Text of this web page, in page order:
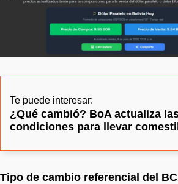
Te puede interesar:
¿Qué cambió? BoA actualiza
condiciones para llevar
Tipo de cambio referencial del